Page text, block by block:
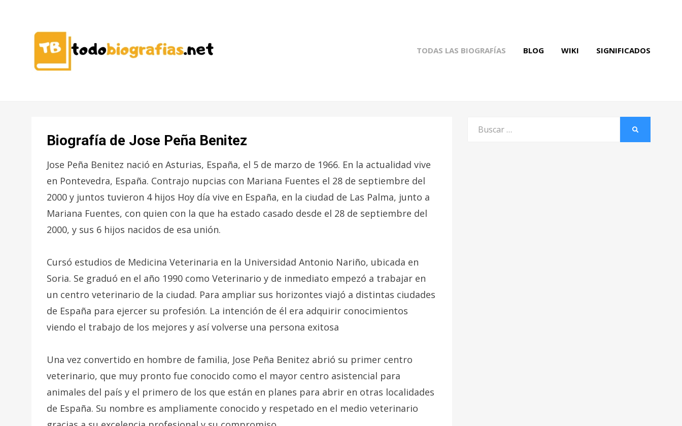
TODAS LAS BIOGRAFÍAS BLOG WIKI SIGNIFICADOS
Biografía de Jose Peña Benitez
Jose Peña Benitez nació en Asturias, España, el 5 de marzo de 1966. En la actualidad vive
en Pontevedra, España. Contrajo nupcias con Mariana Fuentes el 28 de septiembre del
2000 y juntos tuvieron 4 hijos Hoy día vive en España, en la ciudad de Las Palma, junto a
Mariana Fuentes, con quien con la que ha estado casado desde el 28 de septiembre del
2000, y sus 6 hijos nacidos de esa unión.
Cursó estudios de Medicina Veterinaria en la Universidad Antonio Nariño, ubicada en
Soria. Se graduó en el año 1990 como Veterinario y de inmediato empezó a trabajar en
un centro veterinario de la ciudad. Para ampliar sus horizontes viajó a distintas ciudades
de España para ejercer su profesión. La intención de él era adquirir conocimientos
viendo el trabajo de los mejores y así volverse una persona exitosa
Una vez convertido en hombre de familia, Jose Peña Benitez abrió su primer centro
veterinario, que muy pronto fue conocido como el mayor centro asistencial para
animales del país y el primero de los que están en planes para abrir en otras localidades
de España. Su nombre es ampliamente conocido y respetado en el medio veterinario
Buscar